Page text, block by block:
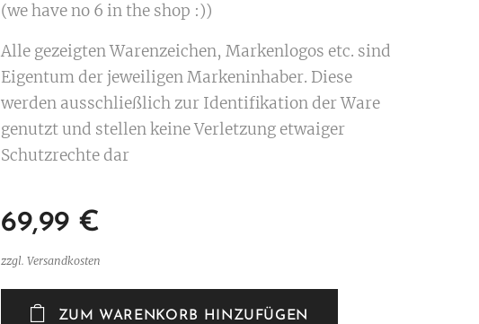
(we have no 6 in the shop :))
Alle gezeigten Warenzeichen, Markenlogos etc. sind
Eigentum der jeweiligen Markeninhaber. Diese
werden ausschließlich zur Identifikation der Ware
genutzt und stellen keine Verletzung etwaiger
Schutzrechte dar
69,99 €
zzgl. Versandkosten
ZUM WARENKORB HINZUFÜGEN